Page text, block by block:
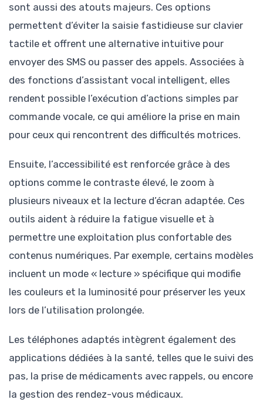
sont aussi des atouts majeurs. Ces options
permettent d’éviter la saisie fastidieuse sur clavier
tactile et offrent une alternative intuitive pour
envoyer des SMS ou passer des appels. Associées à
des fonctions d’assistant vocal intelligent, elles
rendent possible l’exécution d’actions simples par
commande vocale, ce qui améliore la prise en main
pour ceux qui rencontrent des difficultés motrices.
Ensuite, l’accessibilité est renforcée grâce à des
options comme le contraste élevé, le zoom à
plusieurs niveaux et la lecture d’écran adaptée. Ces
outils aident à réduire la fatigue visuelle et à
permettre une exploitation plus confortable des
contenus numériques. Par exemple, certains modèles
incluent un mode « lecture » spécifique qui modifie
les couleurs et la luminosité pour préserver les yeux
lors de l’utilisation prolongée.
Les téléphones adaptés intègrent également des
applications dédiées à la santé, telles que le suivi des
pas, la prise de médicaments avec rappels, ou encore
la gestion des rendez-vous médicaux.